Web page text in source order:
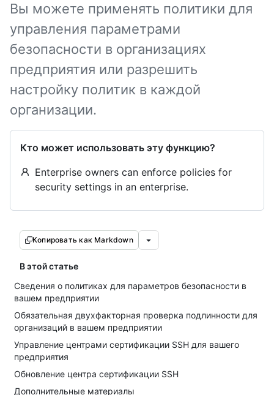
Вы можете применять политики для
управления параметрами
безопасности в организациях
предприятия или разрешить
настройку политик в каждой
организации.
Кто может использовать эту функцию?
Enterprise owners can enforce policies for
security settings in an enterprise.
Копировать как Markdown
В этой статье
Сведения о политиках для параметров безопасности в
вашем предприятии
Обязательная двухфакторная проверка подлинности для
организаций в вашем предприятии
Управление центрами сертификации SSH для вашего
предприятия
Обновление центра сертификации SSH
Дополнительные материалы